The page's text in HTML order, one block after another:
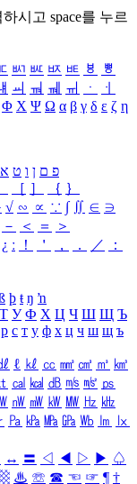
시고 space를 누르
ㅴ ㅵ ㅶ ㅷ ㅸ
ㅹ
ㆉ ㆊ ㆋ ㆌ ㆍ
ㆎ
Φ Χ Ψ Ω α β γ δ ε ζ η
פ ם ן ו ט א
［ ］ ｛ ｝
√ ∽ ∝ ∵ ∫ ∬ ∈ ∋
－ ＜ ＝
＞
¿ ː ！ ＇ ， ． ／
：
þ ŧ ŋ ŉ
Т У Ф Х Ц Ч Ш Щ Ъ
р с т у ф х ц ч ш щ ъ
ℓ ㎘ ㏄ ㎣ ㎤ ㎥ ㎦
㎈ ㎉ ㏈ ㎧ ㎨ ㎰
㎻ ㎽ ㎾ ㎿ ㎐ ㎑
㎩ ㎪ ㎫ ㎬ ㏝ ㏐
㏓
↔ 〓 ◁ ◀ ▷ ▶ ♤
♨ ☏ ☎ ☜ ☞ ¶ †